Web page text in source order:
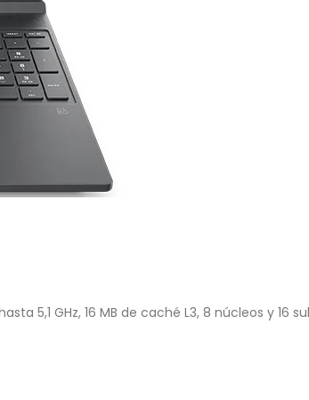
5,1 GHz, 16 MB de caché L3, 8 núcleos y 16